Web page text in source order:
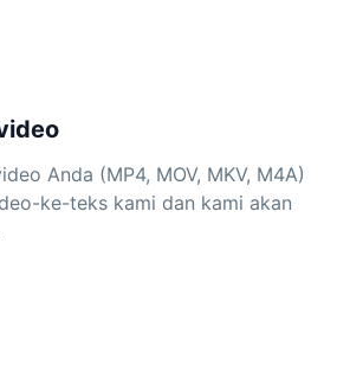
Anda (MP4, MOV, MKV, M4A)
ke-teks kami dan kami akan